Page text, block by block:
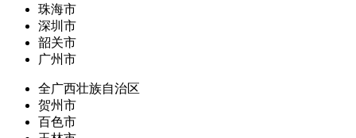
珠海市
深圳市
韶关市
广州市
全广西壮族自治区
贺州市
百色市